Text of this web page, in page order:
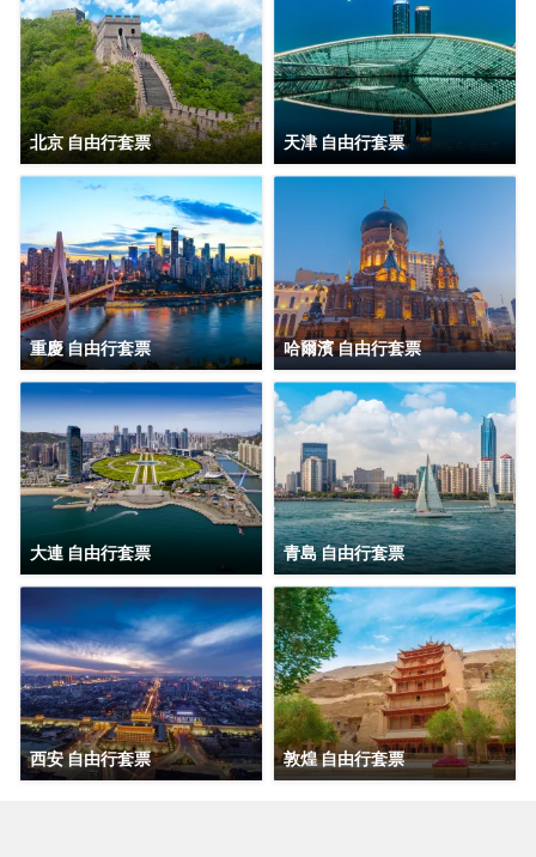
牌酒店，按照維也納國際5.0標準裝修，簡約時尚，整體風格
舒適典雅。客房寬敞明亮，房內布置精美，處處體現人性化
的理念。 酒店還有免費停車場、休閒茶吧、精品早餐、寬敞
會議室等，同時還為您提供24小時免費浦東機場接機（需預
約）等服務，賓客抵達浦東機場並取完行李聯繫當值司機
（13651944838），T1航站樓-三樓-3號門，T2航站樓-三
樓29號門，另酒店提供迪士尼樂園免費班車服務，送站時間
早上07：20一班車子送往迪士尼樂園，晚上第二場煙花結束
接回預計時間約22：00左右。是商務、休閒、會務的理想酒
店。
北京 自由行套票 天津 自由行套票
重慶 自由行套票 哈爾濱 自由行套票
大連 自由行套票 青島 自由行套票
西安 自由行套票 敦煌 自由行套票